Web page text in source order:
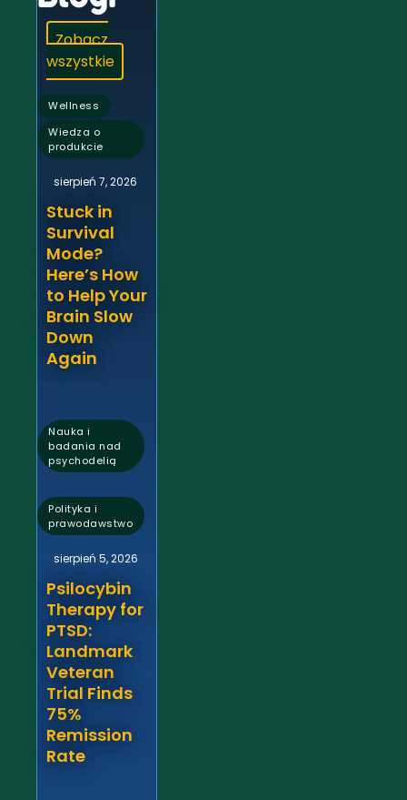
Zobacz
wszystkie
Wellness ,
Wiedza o
produkcie
sierpień 7, 2026
Stuck in
Survival
Mode?
Here’s How
to Help Your
Brain Slow
Down
Again
Nauka i
badania nad
psychodelią
,
Polityka i
prawodawstwo
sierpień 5, 2026
Psilocybin
Therapy for
PTSD:
Landmark
Veteran
Trial Finds
75%
Remission
Rate